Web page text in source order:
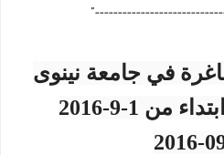
في جامعة نينوى
من 1-9-2016
2016-